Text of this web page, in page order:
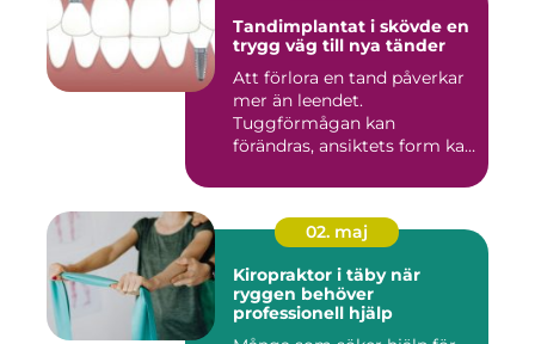
Tandimplantat i skövde en
trygg väg till nya tänder
Att förlora en tand påverkar
mer än leendet.
Tuggförmågan kan
förändras, ansiktets form kan
02. maj
Kiropraktor i täby när
ryggen behöver
professionell hjälp